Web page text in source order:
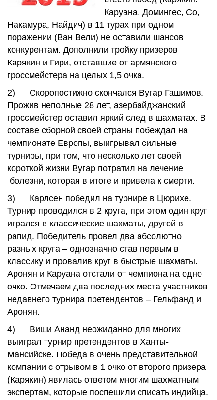
Каруана, Домингес, Со,
Накамура, Найдич) в 11 турах при одном
поражении (Ван Вели) не оставили шансов
конкурентам. Дополнили тройку призеров
Карякин и Гири, отставшие от армянского
гроссмейстера на целых 1,5 очка.
2) Скоропостижно скончался Вугар Гашимов.
Прожив неполные 28 лет, азербайджанский
гроссмейстер оставил яркий след в шахматах. В
составе сборной своей страны побеждал на
чемпионате Европы, выигрывал сильные
турниры, при том, что несколько лет своей
короткой жизни Вугар потратил на лечение
болезни, которая в итоге и привела к смерти.
3) Карлсен победил на турнире в Цюрихе.
Турнир проводился в 2 круга, при этом один круг
игрался в классические шахматы, другой в
рапид. Победитель провел два абсолютно
разных круга – однозначно став первым в
классику и провалив круг в быстрые шахматы.
Аронян и Каруана отстали от чемпиона на одно
очко. Отмечаем два последних места участников
недавнего турнира претендентов – Гельфанд и
Аронян.
4) Виши Ананд неожиданно для многих
выиграл турнир претендентов в Ханты-
Мансийске. Победа в очень представительной
компании с отрывом в 1 очко от второго призера
(Карякин) явилась ответом многим шахматным
экспертам, которые поспешили списать индийца.